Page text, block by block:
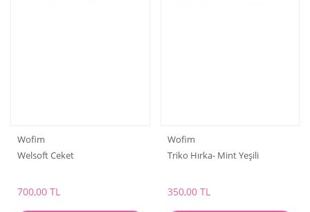
Wofim
Welsoft Ceket
700,00 TL
Wofim
Triko Hırka- Mint Yeşili
350,00 TL